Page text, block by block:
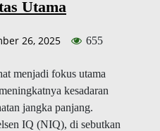
Utama
26, 2025 655
menjadi fokus utama
kesadaran
jangka panjang.
IQ (NIQ), di sebutkan